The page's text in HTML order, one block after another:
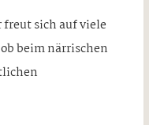
sich auf viele
beim närrischen